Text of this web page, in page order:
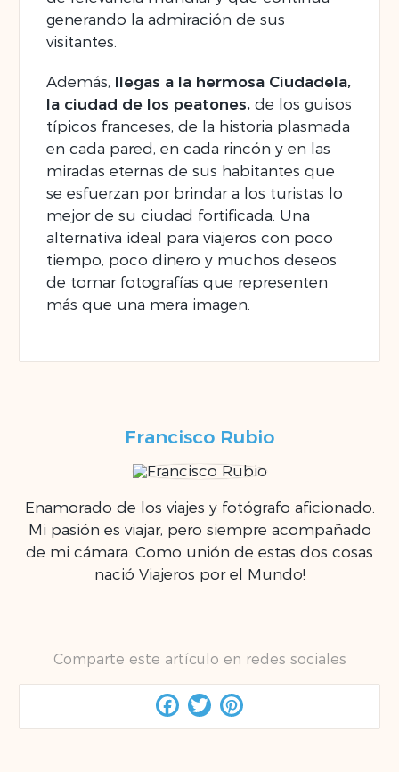
generando la admiración de sus
visitantes.
Además, llegas a la hermosa Ciudadela,
la ciudad de los peatones, de los guisos
típicos franceses, de la historia plasmada
en cada pared, en cada rincón y en las
miradas eternas de sus habitantes que
se esfuerzan por brindar a los turistas lo
mejor de su ciudad fortificada. Una
alternativa ideal para viajeros con poco
tiempo, poco dinero y muchos deseos
de tomar fotografías que representen
más que una mera imagen.
Francisco Rubio
Enamorado de los viajes y fotógrafo aficionado.
Mi pasión es viajar, pero siempre acompañado
de mi cámara. Como unión de estas dos cosas
nació Viajeros por el Mundo!
Comparte este artículo en redes sociales
Facebook
Twitter